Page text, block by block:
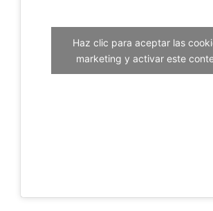
Haz clic para aceptar las
marketing y activar este